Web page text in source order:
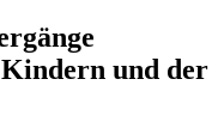
und der